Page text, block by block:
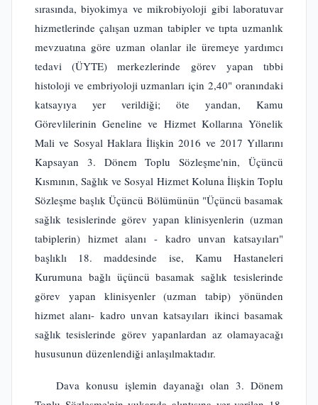
sırasında, biyokimya ve mikrobiyoloji gibi laboratuvar
hizmetlerinde çalışan uzman tabipler ve tıpta uzmanlık
mevzuatına göre uzman olanlar ile üremeye yardımcı
tedavi (ÜYTE) merkezlerinde görev yapan tıbbi
histoloji ve embriyoloji uzmanları için 2,40" oranındaki
katsayıya yer verildiği; öte yandan, Kamu
Görevlilerinin Geneline ve Hizmet Kollarına Yönelik
Mali ve Sosyal Haklara İlişkin 2016 ve 2017 Yıllarını
Kapsayan 3. Dönem Toplu Sözleşme'nin, Üçüncü
Kısmının, Sağlık ve Sosyal Hizmet Koluna İlişkin Toplu
Sözleşme başlık Üçüncü Bölümünün "Üçüncü basamak
sağlık tesislerinde görev yapan klinisyenlerin (uzman
tabiplerin) hizmet alanı - kadro unvan katsayıları"
başlıklı 18. maddesinde ise, Kamu Hastaneleri
Kurumuna bağlı üçüncü basamak sağlık tesislerinde
görev yapan klinisyenler (uzman tabip) yönünden
hizmet alanı- kadro unvan katsayıları ikinci basamak
sağlık tesislerinde görev yapanlardan az olamayacağı
hususunun düzenlendiği anlaşılmaktadır.
Dava konusu işlemin dayanağı olan 3. Dönem